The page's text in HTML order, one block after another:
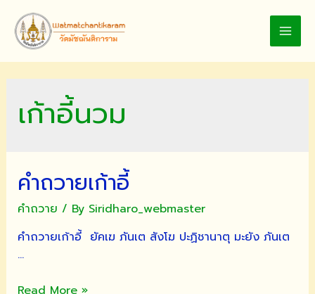
content
เก้าอี้นวม
คำถวายเก้าอี้
คำถวาย / By Siridharo_webmaster
คำถวายเก้าอี้ ยัคเฆ ภันเต สังโฆ ปะฏิชานาตุ มะยัง ภันเต
…
คำ
Read More »